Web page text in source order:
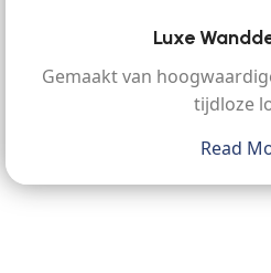
Luxe
Gemaakt van
tijdloze
Read